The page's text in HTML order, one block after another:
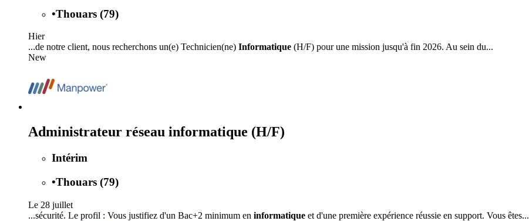
•Thouars (79)
Hier
...de notre client, nous recherchons un(e) Technicien(ne) Informatique (H/F) pour une mission jusqu'à fin 2026. Au sein du...
New
Administrateur réseau informatique (H/F)
Intérim
•Thouars (79)
Le 28 juillet
...sécurité. Le profil : Vous justifiez d'un Bac+2 minimum en informatique et d'une première expérience réussie en support. Vous êtes...